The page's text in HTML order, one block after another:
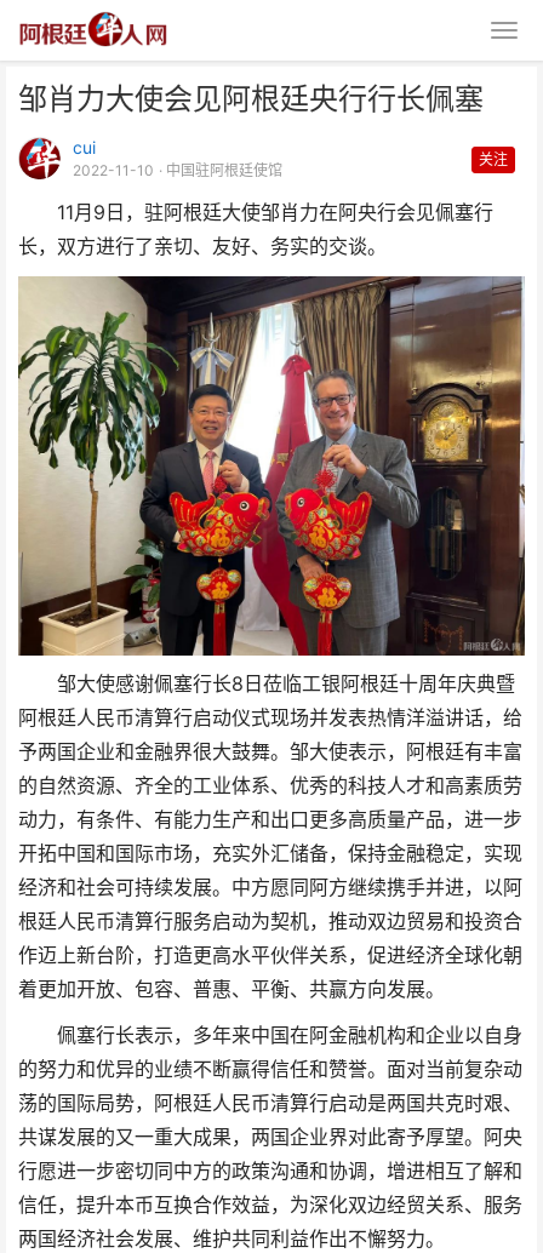
邹肖力大使会见阿根廷央行行长佩塞
cui
2022-11-10 · 中国驻阿根廷使馆
关注
11月9日，驻阿根廷大使邹肖力在阿央行会见佩塞行
长，双方进行了亲切、友好、务实的交谈。
邹大使感谢佩塞行长8日莅临工银阿根廷十周年庆典暨
阿根廷人民币清算行启动仪式现场并发表热情洋溢讲话，给
予两国企业和金融界很大鼓舞。邹大使表示，阿根廷有丰富
的自然资源、齐全的工业体系、优秀的科技人才和高素质劳
动力，有条件、有能力生产和出口更多高质量产品，进一步
开拓中国和国际市场，充实外汇储备，保持金融稳定，实现
经济和社会可持续发展。中方愿同阿方继续携手并进，以阿
根廷人民币清算行服务启动为契机，推动双边贸易和投资合
作迈上新台阶，打造更高水平伙伴关系，促进经济全球化朝
着更加开放、包容、普惠、平衡、共赢方向发展。
佩塞行长表示，多年来中国在阿金融机构和企业以自身
的努力和优异的业绩不断赢得信任和赞誉。面对当前复杂动
荡的国际局势，阿根廷人民币清算行启动是两国共克时艰、
共谋发展的又一重大成果，两国企业界对此寄予厚望。阿央
行愿进一步密切同中方的政策沟通和协调，增进相互了解和
信任，提升本币互换合作效益，为深化双边经贸关系、服务
两国经济社会发展、维护共同利益作出不懈努力。
邹肖力大使会见阿根廷央行行长佩